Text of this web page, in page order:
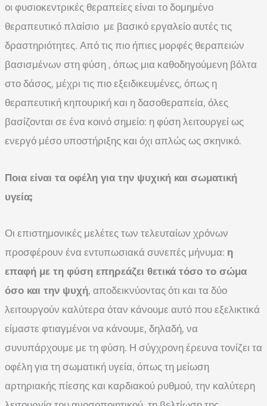
οι φυσιοκεντρικές θεραπείες είναι το δομημένο
θεραπευτικό πλαίσιο με βασικό εργαλείο αυτές τις
δραστηριότητες. Από τις πιο ήπιες μορφές θεραπειών
βασισμένων στη φύση , όπως μια καθοδηγούμενη βόλτα
στο δάσος, μέχρι τις πιο εξειδικευμένες, όπως η
θεραπευτική κηπουρική και η δασοθεραπεία, όλες
βασίζονται σε ένα κοινό σημείο: η φύση λειτουργεί ως
ενεργό μέσο υποστήριξης και όχι απλώς ως σκηνικό.
Ποια είναι τα οφέλη για την ψυχική και σωματική
υγεία;
Οι επιστημονικές μελέτες των τελευταίων χρόνων
προσφέρουν ένα εντυπωσιακά συνεπές μήνυμα: η
επαφή με τη φύση επηρεάζει θετικά τόσο το σώμα
όσο και την ψυχή, αποδεικνύοντας ότι και τα δύο
λειτουργούν καλύτερα όταν κάνουμε αυτό που εξελικτικά
είμαστε φτιαγμένοι να κάνουμε, δηλαδή, να
συνυπάρχουμε με τη φύση. Η σύγχρονη έρευνα τονίζει τα
οφέλη για τη σωματική υγεία, όπως τη μείωση
αρτηριακής πίεσης και καρδιακού ρυθμού, την καλύτερη